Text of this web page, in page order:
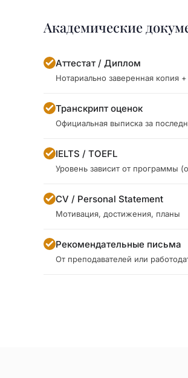
Академические
Аттестат / Диплом
Нотариально заверенная копия
Транскрипт оценок
Официальная выписка за
IELTS / TOEFL
Уровень зависит от программы
CV / Personal Statement
Мотивация, достижения, планы
Рекомендательные письма
От преподавателей или